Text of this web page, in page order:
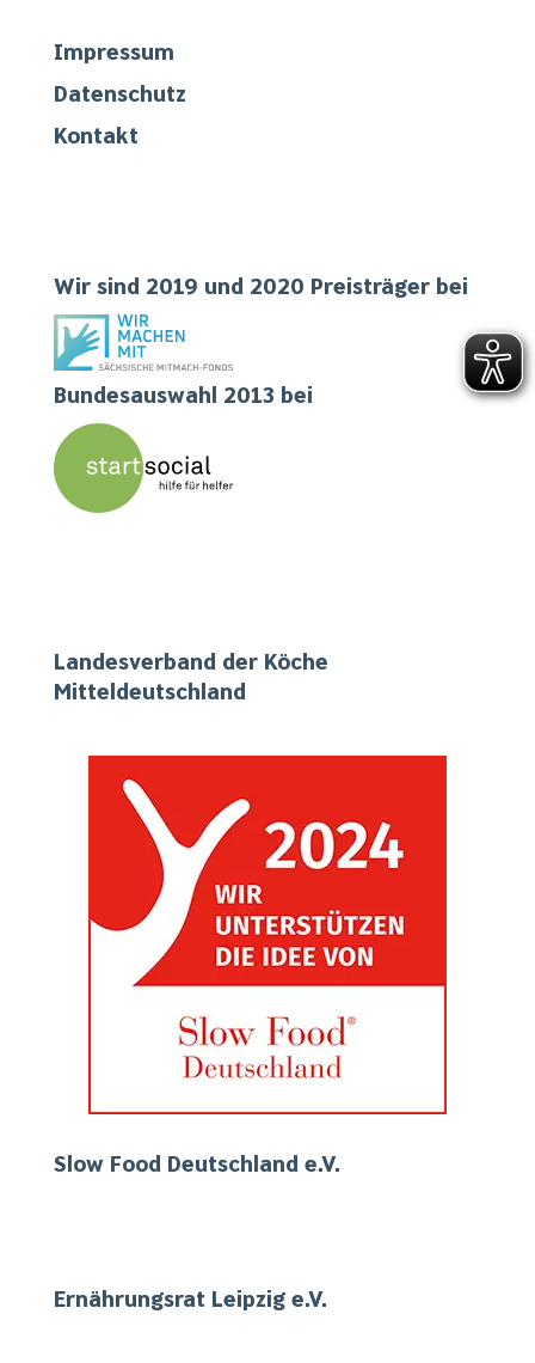
Impressum
Datenschutz
Kontakt
Wir sind 2019 und 2020 Preisträger bei
Bundesauswahl 2013 bei
Landesverband der Köche
Mitteldeutschland
Slow Food Deutschland e.V.
Ernährungsrat Leipzig e.V.